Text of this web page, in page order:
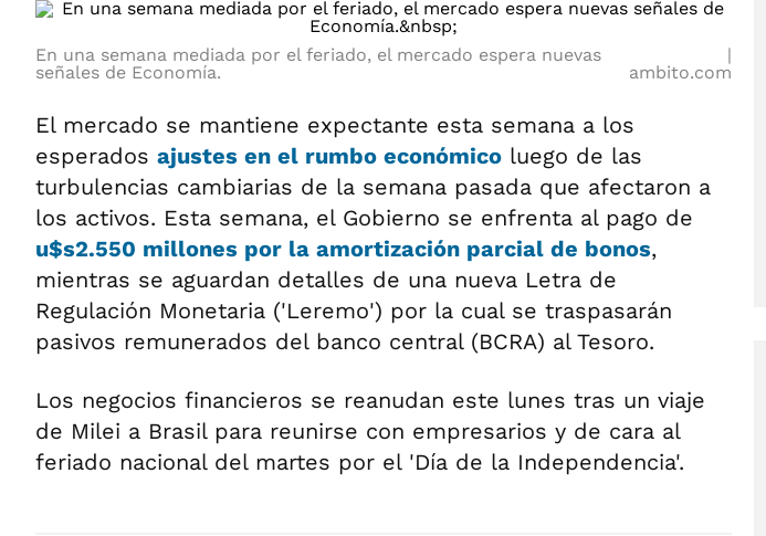
En una semana mediada por el feriado, el mercado espera nuevas
señales de Economía.
ambito.com
El mercado se mantiene expectante esta semana a los
esperados ajustes en el rumbo económico luego de las
turbulencias cambiarias de la semana pasada que afectaron a
los activos. Esta semana, el Gobierno se enfrenta al pago de
u$s2.550 millones por la amortización parcial de bonos,
mientras se aguardan detalles de una nueva Letra de
Regulación Monetaria ('Leremo') por la cual se traspasarán
pasivos remunerados del banco central (BCRA) al Tesoro.
Los negocios financieros se reanudan este lunes tras un viaje
de Milei a Brasil para reunirse con empresarios y de cara al
feriado nacional del martes por el 'Día de la Independencia'.